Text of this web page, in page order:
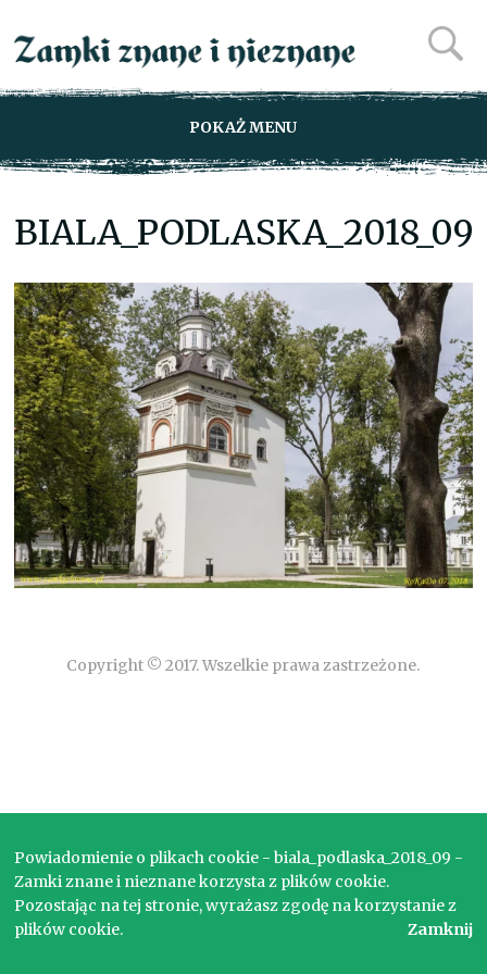
POKAŻ MENU
BIALA_PODLASKA_2018_09
Copyright © 2017. Wszelkie prawa zastrzeżone.
Powiadomienie o plikach cookie - biala_podlaska_2018_09 -
Zamki znane i nieznane korzysta z plików cookie.
Pozostając na tej stronie, wyrażasz zgodę na korzystanie z
plików cookie.
Zamknij